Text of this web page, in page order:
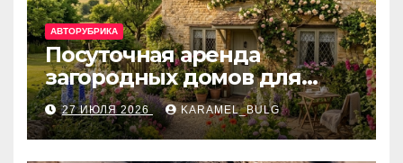
АВТОРУБРИКА
Посуточная аренда
загородных домов для
отдыха
27 ИЮЛЯ 2026 KARAMEL_BULG